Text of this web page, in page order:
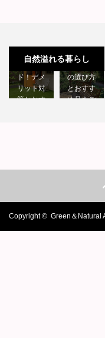
自然溢れる暮らし
選びの完
全ガイ
ド！デメ
リット対
策とおす
いガーデ
の選び方
とおすす
め品をご
Copyright © Green＆Natural